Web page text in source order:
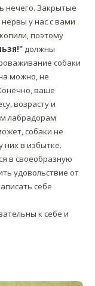
нечего. Закрытые
у нас с вами
поэтому
должны
собаки
можно, не
ваше
возрасту и
лабрадорам
собаки не
них в избытке.
в своеобразную
удовольствие от
себе
к себе и